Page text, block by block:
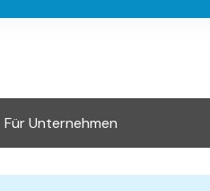
Für Unternehmen